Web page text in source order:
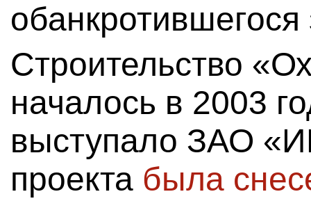
Строительство
началось в 2003
выступало ЗАО
проекта была